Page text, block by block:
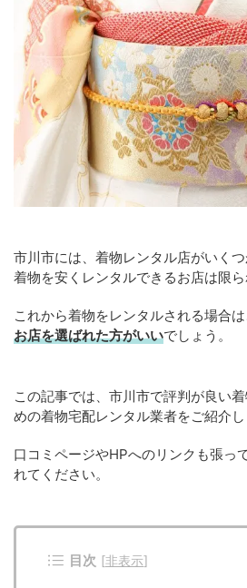
市川市には、着物レンタル店がいく
着物を安くレンタルできるお店は限ら
これから着物をレンタルされる場合は
お店を選ばれた方がいいでしょう。
この記事では、市川市で評判が良い
めの着物宅配レンタル業者をご紹介し
口コミページやHPへのリンクも張っ
れてください。
目次 [非表示]